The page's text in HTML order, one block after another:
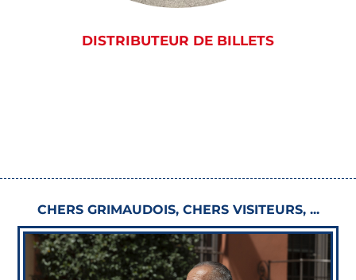
DISTRIBUTEUR DE BILLETS
CHERS GRIMAUDOIS, CHERS VISITEURS, ...